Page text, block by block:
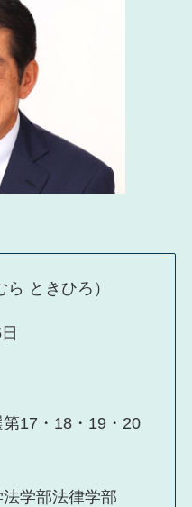
ときひろ）
17・18・19・20
学部法律学部